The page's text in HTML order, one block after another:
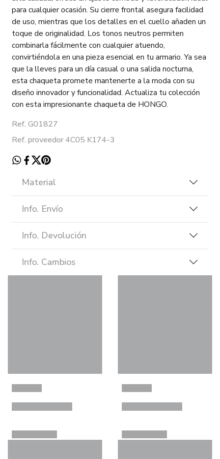
para cualquier ocasión. Su cierre frontal asegura facilidad
de uso, mientras que los detalles en el cuello añaden un
toque de originalidad. Los tonos neutros permiten
combinarla fácilmente con cualquier atuendo,
convirtiéndola en una pieza esencial en tu armario. Ya sea
que la lleves para un día casual o una salida nocturna,
esta chaqueta promete mantenerte a la moda con su
diseño innovador y funcionalidad. Actualiza tu colección
con esta impresionante chaqueta de HONGO.
Ref. G01827
Ref. proveedor 4C05 K174-3
Material
Info. Envío
Info. Devolución
Info. Cambios